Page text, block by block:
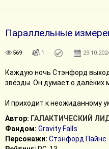
Параллельные
569 1
Каждую ночь Стэнфорд
звёзды. Он думает о далёких
И приходит к неожиданному
Автор: ГАЛАКТИЧЕСКИЙ
Фандом: Gravity Falls
Персонажи: Стэнфорд Пайнс